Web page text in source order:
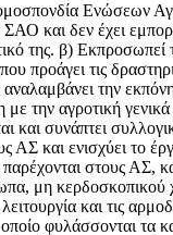
Ενώσεων
και δεν έχει
της. β) Εκπροσωπεί
προάγει τις
την
την αγροτική γενικά
και συνάπτει
ΑΣ και ενισχύει το
παρέχονται στους
μη κερδοσκοπικού
και τις
φυλάσσονται τα